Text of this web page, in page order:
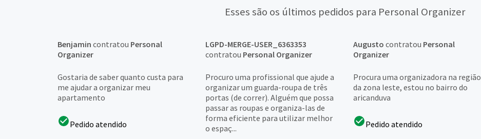
Esses são os últimos pedidos para Personal Organizer
Benjamin contratou Personal
Organizer
Gostaria de saber quanto custa para
me ajudar a organizar meu
apartamento
Pedido atendido
LGPD-MERGE-USER_6363353
contratou Personal Organizer
Procuro uma profissional que ajude a
organizar um guarda-roupa de três
portas (de correr). Alguém que possa
passar as roupas e organiza-las de
forma eficiente para utilizar melhor
o espaç...
Augusto contratou Personal
Organizer
Procura uma organizadora na região
da zona leste, estou no bairro do
aricanduva
Pedido atendido